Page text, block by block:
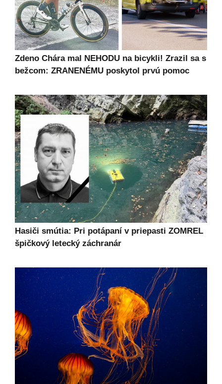
Zdeno Chára mal NEHODU na bicykli! Zrazil sa s
bežcom: ZRANENÉMU poskytol prvú pomoc
Hasiči smútia: Pri potápaní v priepasti ZOMREL
špičkový letecký záchranár